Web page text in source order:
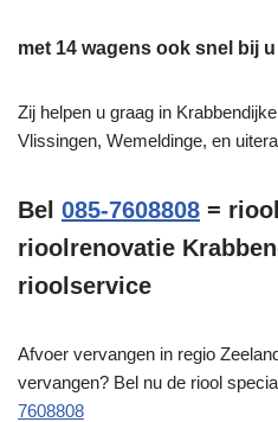
met 14 wagens ook snel bij
Zij helpen u graag in
Vlissingen, Wemeldinge, en
Bel 085-7608808 =
rioolrenovatie
rioolservice
Afvoer vervangen in regio
vervangen? Bel nu de riool
7608808